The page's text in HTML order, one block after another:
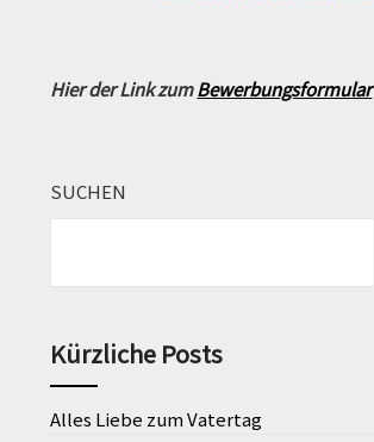
Hier der Link zumBewerbungsformular
SUCHEN
Kürzliche Posts
Alles Liebe zum Vatertag